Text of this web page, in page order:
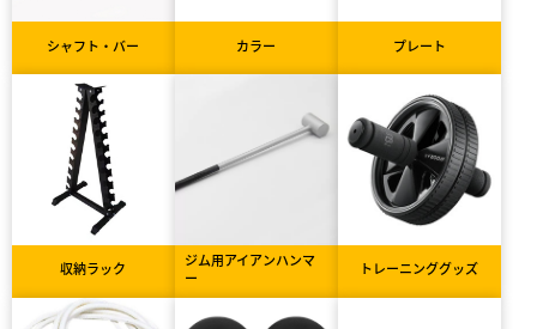
シャフト・バー カラー プレート
収納ラック
ジム用アイアンハンマ
ー
トレーニンググッズ